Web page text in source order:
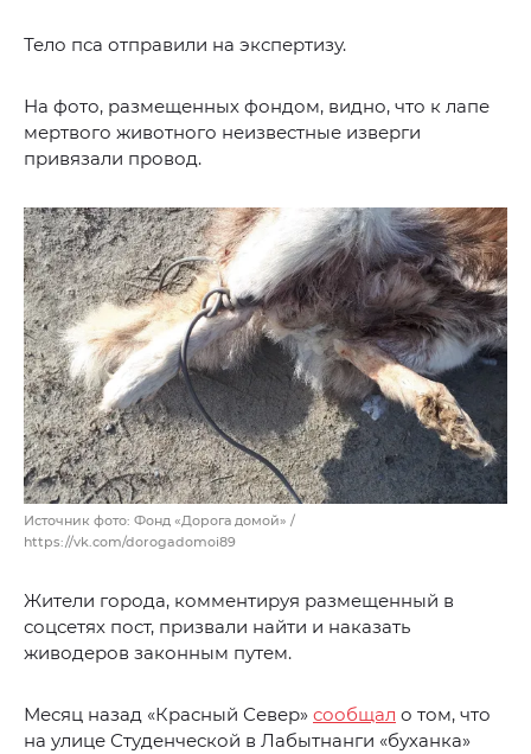
Тело пса отправили на экспертизу.
На фото, размещенных фондом, видно, что к лапе
мертвого животного неизвестные изверги
привязали провод.
Источник фото: Фонд «Дорога домой» /
https://vk.com/dorogadomoi89
Жители города, комментируя размещенный в
соцсетях пост, призвали найти и наказать
живодеров законным путем.
Месяц назад «Красный Север» сообщал о том, что
на улице Студенческой в Лабытнанги «буханка»